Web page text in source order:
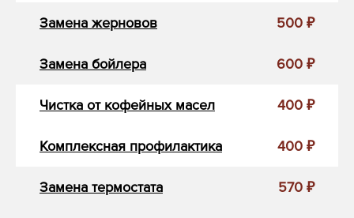
Замена жерновов 500 ₽
Замена бойлера 600 ₽
Чистка от кофейных масел 400 ₽
Комплексная профилактика 400 ₽
Замена термостата 570 ₽